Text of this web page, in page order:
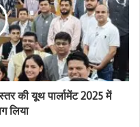
की यूथ पार्लामेंट 2025 में
लिया